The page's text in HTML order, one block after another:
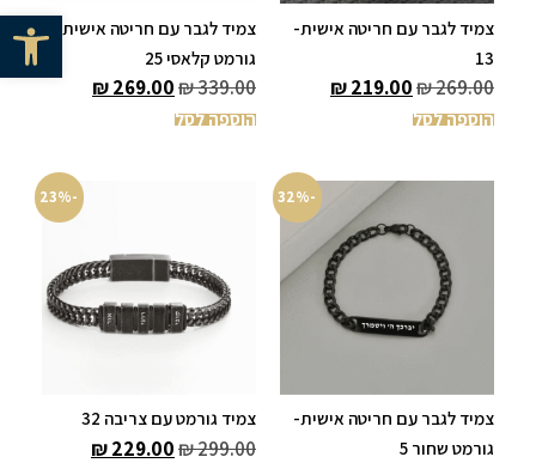
פתח
צמיד לגבר עם חריטה אישית-
13
₪269.00
₪219.00
הוספה לסל
צמיד לגבר עם חריטה אישית-
גורמט קלאסי 25
₪339.00
₪269.00
הוספה לסל
-32%
צמיד לגבר עם חריטה אישית-
גורמט שחור 5
-23%
צמיד גורמט עם צריבה 32
₪299.00
₪229.00